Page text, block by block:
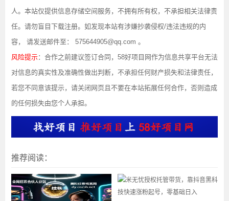
人。本站仅提供信息存储空间服务，不拥有所有权，不承担相关法律责
任。请勿盲目下载注册。如发现本站有涉嫌抄袭侵权/违法违规的内
容， 请发送邮件至： 575644905@qq.com 。
风险提示：合作之前建议签订合同，58好项目网作为信息共享平台无法
对信息的真实性及准确性做出判断，不承担任何财产损失和法律责任，
若您不同意该提示，请关闭网页且不要在本站拓展任何合作，否则造成
的任何损失由您个人承担。
推荐阅读：